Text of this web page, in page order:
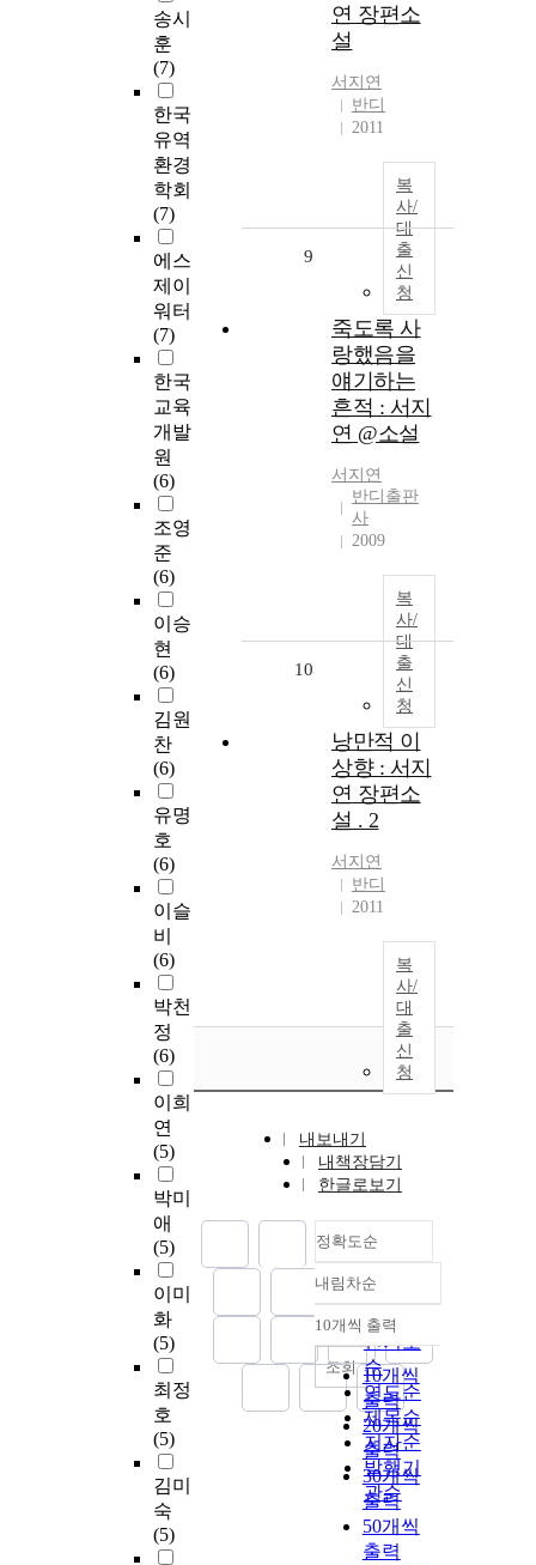
송시
훈
(7)
한국
유역
환경
학회
(7)
에스
제이
워터
(7)
한국
교육
개발
원
(6)
조영
준
(6)
이승
현
(6)
김원
찬
(6)
유명
호
(6)
이슬
비
(6)
박천
정
(6)
이희
연
(5)
박미
애
(5)
이미
화
(5)
최정
호
(5)
김미
숙
(5)
연 장편소
설
서지연
반디
2011
복
사/
대
출
신
청
9
죽도록 사
랑했음을
얘기하는
흔적 : 서지
연 @소설
서지연
반디출판
사
2009
복
사/
대
출
신
청
10
낭만적 이
상향 : 서지
연 장편소
설 . 2
서지연
반디
2011
복
사/
대
출
신
청
내보내기
내책장담기
한글로보기
정확도순
정확도
순
인기도
순
연도순
제목순
저자순
발행기
관순
내림차순
내림차순
10개씩 출력
10개씩
출력
20개씩
출력
30개씩
출력
50개씩
출력
조회